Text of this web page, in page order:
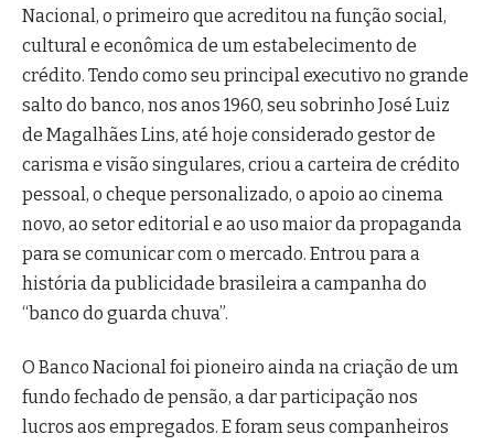
Nacional, o primeiro que acreditou na função social,
cultural e econômica de um estabelecimento de
crédito. Tendo como seu principal executivo no grande
salto do banco, nos anos 1960, seu sobrinho José Luiz
de Magalhães Lins, até hoje considerado gestor de
carisma e visão singulares, criou a carteira de crédito
pessoal, o cheque personalizado, o apoio ao cinema
novo, ao setor editorial e ao uso maior da propaganda
para se comunicar com o mercado. Entrou para a
história da publicidade brasileira a campanha do
“banco do guarda chuva”.
O Banco Nacional foi pioneiro ainda na criação de um
fundo fechado de pensão, a dar participação nos
lucros aos empregados. E foram seus companheiros